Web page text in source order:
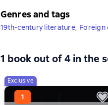
Genres and tags
19th-century literature, Foreign
1 book out of 4 in the
Exclusive